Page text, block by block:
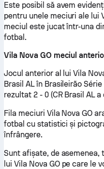
Este posibil să avem
pentru unele meciuri ale lui
meciul este jucat într-una
fotbal.
Vila Nova GO meciul
Jocul anterior al lui Vila
Brasil AL în Brasileirão
rezultat 2 - 0 (CR Brasil AL
Fila meciuri Vila Nova GO
fotbal cu statistici și
înfrângere.
Sunt afișate, de
lui Vila Nova GO pe care le